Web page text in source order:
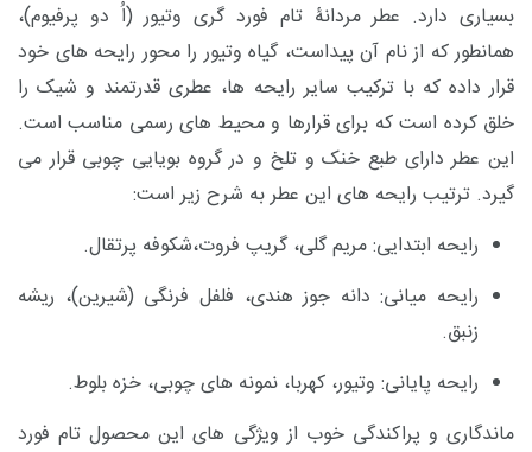
بسیاری دارد. عطر مردانۀ تام فورد گری وتیور (اُ دو پرفیوم)،
همانطور که از نام آن پیداست، گیاه وتیور را محور رایحه های خود
قرار داده که با ترکیب سایر رایحه ها، عطری قدرتمند و شیک را
خلق کرده است که برای قرارها و محیط های رسمی مناسب است.
این عطر دارای طبع خنکو تلخ و در گروه بویایی چوبی قرار می
گیرد. ترتیب رایحه های این عطر به شرح زیر است:
رایحه ابتدایی: مریم گلی، گریپ فروت،شکوفه پرتقال.
رایحه میانی: دانه جوز هندی، فلفل فرنگی (شیرین)، ریشه
زنبق.
رایحه پایانی: وتیور، کهربا، نمونه های چوبی، خزه بلوط.
ماندگاری و پراکندگی خوب از ویژگی های این محصول تام فورد